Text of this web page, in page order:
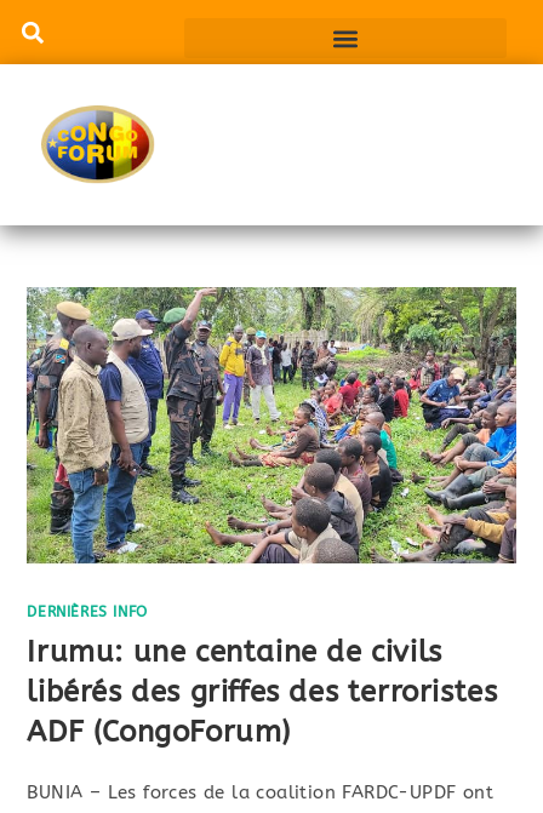
DERNIÈRES INFO
Irumu: une centaine de civils
libérés des griffes des terroristes
ADF (CongoForum)
BUNIA – Les forces de la coalition FARDC-UPDF ont